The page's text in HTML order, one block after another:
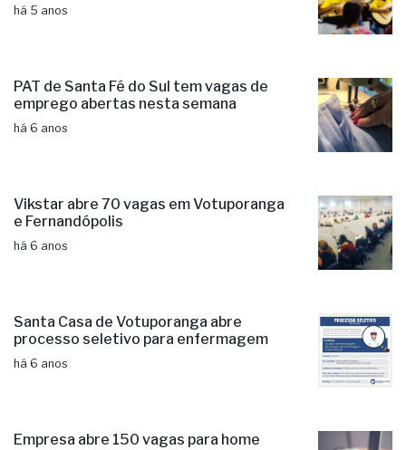
há 5 anos
PAT de Santa Fé do Sul tem vagas de
emprego abertas nesta semana
há 6 anos
Vikstar abre 70 vagas em Votuporanga
e Fernandópolis
há 6 anos
Santa Casa de Votuporanga abre
processo seletivo para enfermagem
há 6 anos
Empresa abre 150 vagas para home